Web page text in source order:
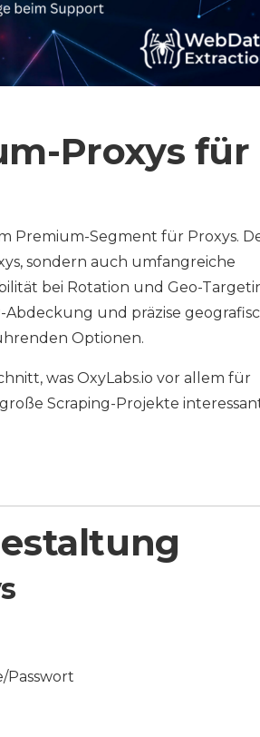
Proxys für
Premium-Segment für Proxys.
sondern auch umfangreiche
bei Rotation und Geo-
und präzise
Optionen.
was OxyLabs.io vor allem für
Scraping-Projekte
Passwort